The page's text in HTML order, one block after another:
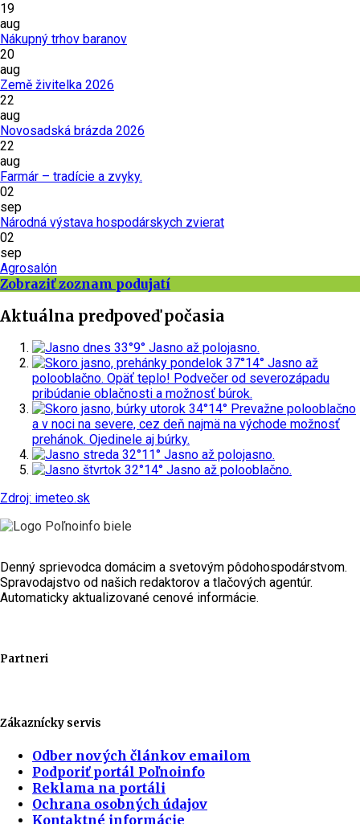
19
aug
Nákupný trhov baranov
20
aug
Země živitelka 2026
22
aug
Novosadská brázda 2026
22
aug
Farmár – tradície a zvyky.
02
sep
Národná výstava hospodárskych zvierat
02
sep
Agrosalón
Zobraziť zoznam podujatí
Aktuálna predpoveď počasia
dnes 33°9° Jasno až polojasno.
pondelok 37°14° Jasno až
polooblačno. Opäť teplo! Podvečer od severozápadu
pribúdanie oblačnosti a možnosť búrok.
utorok 34°14° Prevažne polooblačno
a v noci na severe, cez deň najmä na východe možnosť
prehánok. Ojedinele aj búrky.
streda 32°11° Jasno až polojasno.
štvrtok 32°14° Jasno až polooblačno.
Zdroj: imeteo.sk
Denný sprievodca domácim a svetovým pôdohospodárstvom.
Spravodajstvo od našich redaktorov a tlačových agentúr.
Automaticky aktualizované cenové informácie.
Partneri
Zákaznícky servis
Odber nových článkov emailom
Podporiť portál Poľnoinfo
Reklama na portáli
Ochrana osobných údajov
Kontaktné informácie